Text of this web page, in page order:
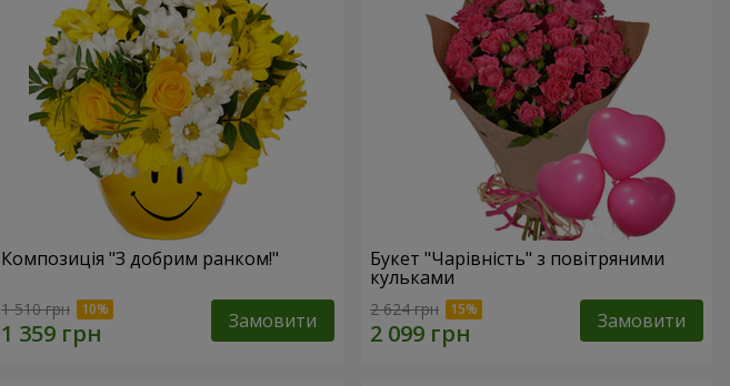
Композиція "З добрим ранком!"
1 510 грн Замовити
Букет "Чарівність" з повітряними
кульками
2 624 грн Замовити